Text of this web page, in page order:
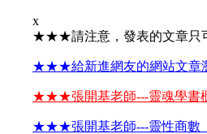
x
★★★請注意，發表的文章只
★★★給新進網友的網站文
★★★張開基老師---靈魂學
★★★張開基老師---靈性商數